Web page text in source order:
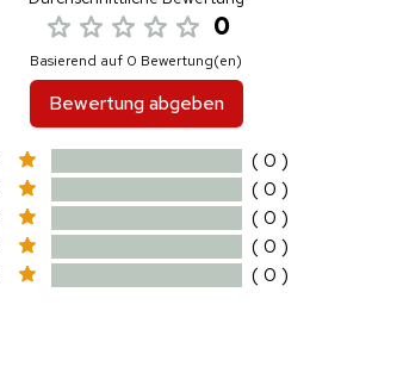
0
Basierend auf 0 Bewertung(en)
Bewertung abgeben
( 0 )
( 0 )
( 0 )
( 0 )
( 0 )